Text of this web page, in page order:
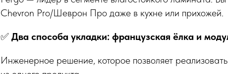
Chevron Pro/Шеврон Про даже в кухне или прихожей.
✅ Два способа укладки: французская ёлка и
Инженерное решение, которое позволяет